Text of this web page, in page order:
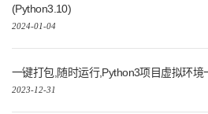
(Python3.10)
2024-01-04
一键打包,随时运行,Python3项目虚拟环境
2023-12-31